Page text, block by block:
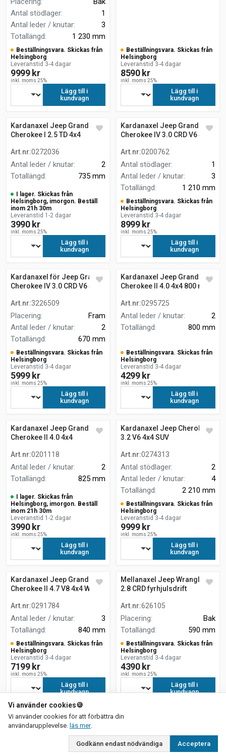
Antal stödlager:
1
Antal leder / knutar:
3
Totallängd: 1 230 mm
Beställningsvara. Skickas från
Helsingborg
Leveranstid 3-4 dagar
9999 kr
inkl. moms 25%
Lägg till i
kundvagn
Beställningsvara. Skickas från
Helsingborg
Leveranstid 3-4 dagar
8590 kr
inkl. moms 25%
Lägg till i
kundvagn
Kardanaxel Jeep Grand
Cherokee I 2.5 TD 4x4
Art.nr:0272036
Antal leder / knutar:
2
Totallängd: 735 mm
I lager. Skickas från
Helsingborg, imorgon. Beställ
inom 21h 30m
Leveranstid 1-2 dagar
3990 kr
inkl. moms 25%
Lägg till i
kundvagn
Kardanaxel Jeep Grand
Cherokee IV 3.0 CRD V6 4x4
Art.nr:0200762
Antal stödlager:
1
Antal leder / knutar:
3
Totallängd: 1 210 mm
Beställningsvara. Skickas från
Helsingborg
Leveranstid 3-4 dagar
8999 kr
inkl. moms 25%
Lägg till i
kundvagn
Kardanaxel för Jeep Grand
Cherokee IV 3.0 CRD V6 4x4
Art.nr:3226509
Placering:
Fram
Antal leder / knutar:
2
Totallängd: 670 mm
Beställningsvara. Skickas från
Helsingborg
Leveranstid 3-4 dagar
5999 kr
inkl. moms 25%
Lägg till i
kundvagn
Kardanaxel Jeep Grand
Cherokee II 4.0 4x4 800 mm
Art.nr:0295725
Antal leder / knutar:
2
Totallängd: 800 mm
Beställningsvara. Skickas från
Helsingborg
Leveranstid 3-4 dagar
4299 kr
inkl. moms 25%
Lägg till i
kundvagn
Kardanaxel Jeep Grand
Cherokee II 4.0 4x4
Art.nr:0201118
Antal leder / knutar:
2
Totallängd: 825 mm
I lager. Skickas från
Helsingborg, imorgon. Beställ
inom 21h 30m
Leveranstid 1-2 dagar
3990 kr
inkl. moms 25%
Lägg till i
kundvagn
Kardanaxel Jeep Cherokee
3.2 V6 4x4 SUV
Art.nr:0274313
Antal stödlager:
2
Antal leder / knutar:
4
Totallängd: 2 210 mm
Beställningsvara. Skickas från
Helsingborg
Leveranstid 3-4 dagar
9999 kr
inkl. moms 25%
Lägg till i
kundvagn
Kardanaxel Jeep Grand
Cherokee II 4.7 V8 4x4 WJ,
Art.nr:0291784
Antal leder / knutar:
3
Totallängd: 840 mm
Beställningsvara. Skickas från
Helsingborg
Leveranstid 3-4 dagar
7199 kr
inkl. moms 25%
Lägg till i
kundvagn
Mellanaxel Jeep Wrangler III
2.8 CRD fyrhjulsdrift
Art.nr:626105
Placering:
Bak
Totallängd: 590 mm
Beställningsvara. Skickas från
Helsingborg
Leveranstid 3-4 dagar
4390 kr
inkl. moms 25%
Lägg till i
kundvagn
1(current)
2
Visar 1–24 av 153 produkter
Vi använder cookies🍪
Vi använder cookies för att förbättra din
användarupplevelse. läs merom vår integritetspolicy
.
Godkänn endast nödvändiga Acceptera